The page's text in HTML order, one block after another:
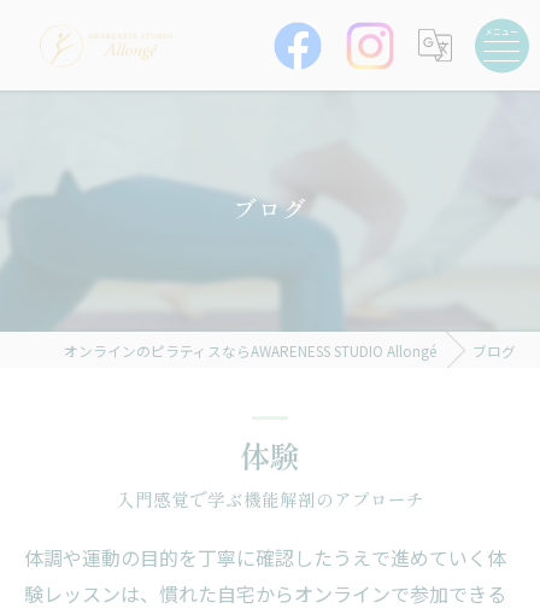
ブログ
オンラインのピラティスならAWARENESS STUDIO Allongé ブログ
体験
入門感覚で学ぶ機能解剖のアプローチ
体調や運動の目的を丁寧に確認したうえで進めていく体
験レッスンは、慣れた自宅からオンラインで参加できる